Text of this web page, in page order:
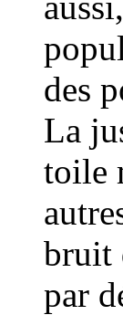
des
La
toile
bruit
par